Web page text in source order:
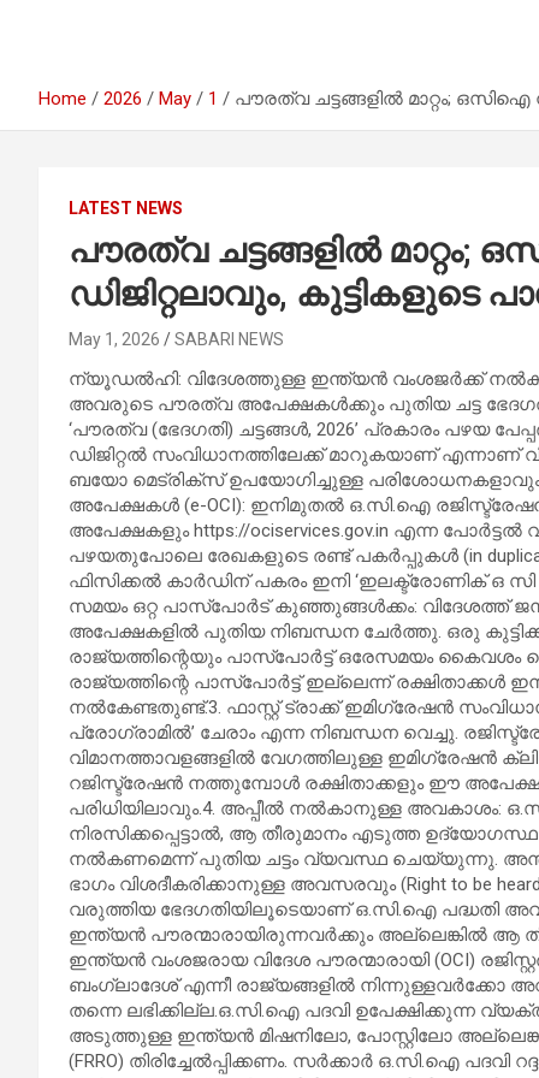
Home 2026 May 1 പൗരത്വ ചട്ടങ്ങളിൽ മാറ്റം;
LATEST NEWS
പൗരത്വ ചട്ടങ്ങളിൽ മാറ്റം;
ഡിജിറ്റലാവും, കുട്ടികളുടെ
May 1, 2026 SABARI NEWS
ന്യൂഡൽഹി: വിദേശത്തുള്ള ഇന്ത്യൻ വംശജർക്ക്
അവരുടെ പൗരത്വ അപേക്ഷകൾക്കും പുതിയ ചട്ട
‘പൗരത്വ (ഭേദഗതി) ചട്ടങ്ങൾ, 2026’ പ്രകാരം പഴയ
ഡിജിറ്റൽ സംവിധാനത്തിലേക്ക് മാറുകയാണ് എന്നാണ്
ബയോ മെട്രിക്സ് ഉപയോഗിച്ചുള്ള പരിശോധനകളാവും
അപേക്ഷകൾ (e-OCI): ഇനിമുതൽ ഒ.സി.ഐ
അപേക്ഷകളും https://ociservices.gov.in എന്ന
പഴയതുപോലെ രേഖകളുടെ രണ്ട് പകർപ്പുകൾ (in
ഫിസിക്കൽ കാർഡിന് പകരം ഇനി ‘ഇലക്ട്രോണിക് ഒ
സമയം ഒറ്റ പാസ്പോര്‍ട് കുഞ്ഞുങ്ങൾക്കം: വിദേശത്ത്
അപേക്ഷകളിൽ പുതിയ നിബന്ധന ചേർത്തു. ഒരു
രാജ്യത്തിന്റെയും പാസ്‌പോർട്ട് ഒരേസമയം കൈവശം
രാജ്യത്തിന്റെ പാസ്‌പോർട്ട് ഇല്ലെന്ന്
നൽകേണ്ടതുണ്ട്.3. ഫാസ്റ്റ് ട്രാക്ക് ഇമിഗ്രേഷൻ
പ്രോഗ്രാമിൽ’ ചേരാം എന്ന നിബന്ധന വെച്ചു.
വിമാനത്താവളങ്ങളിൽ വേഗത്തിലുള്ള ഇമിഗ്രേഷൻ
റജിസ്ട്രേഷൻ നത്തുമ്പോൾ രക്ഷിതാക്കളും ഈ
പരിധിയിലാവും.4. അപ്പീൽ നൽകാനുള്ള അവകാശം:
നിരസിക്കപ്പെട്ടാൽ, ആ തീരുമാനം എടുത്ത
നൽകണമെന്ന് പുതിയ ചട്ടം വ്യവസ്ഥ ചെയ്യുന്നു.
ഭാഗം വിശദീകരിക്കാനുള്ള അവസരവും (Right to be
വരുത്തിയ ഭേദഗതിയിലൂടെയാണ് ഒ.സി.ഐ പദ്ധതി
ഇന്ത്യൻ പൗരന്മാരായിരുന്നവർക്കും അല്ലെങ്കിൽ
ഇന്ത്യൻ വംശജരായ വിദേശ പൗരന്മാരായി (OCI)
ബംഗ്ലാദേശ് എന്നീ രാജ്യങ്ങളിൽ
തന്നെ ലഭിക്കില്ല.ഒ.സി.ഐ പദവി ഉപേക്ഷിക്കുന്ന
അടുത്തുള്ള ഇന്ത്യൻ മിഷനിലോ, പോസ്റ്റിലോ
(FRRO) തിരിച്ചേൽപ്പിക്കണം. സർക്കാർ ഒ.സി.ഐ